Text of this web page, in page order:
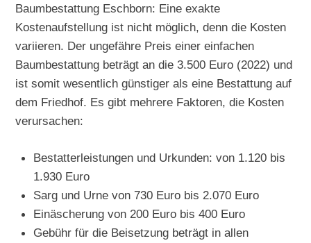
Baumbestattung Eschborn: Eine exakte
Kostenaufstellung ist nicht möglich, denn die Kosten
variieren. Der ungefähre Preis einer einfachen
Baumbestattung beträgt an die 3.500 Euro (2022) und
ist somit wesentlich günstiger als eine Bestattung auf
dem Friedhof. Es gibt mehrere Faktoren, die Kosten
verursachen:
Bestatterleistungen und Urkunden: von 1.120 bis
1.930 Euro
Sarg und Urne von 730 Euro bis 2.070 Euro
Einäscherung von 200 Euro bis 400 Euro
Gebühr für die Beisetzung beträgt in allen